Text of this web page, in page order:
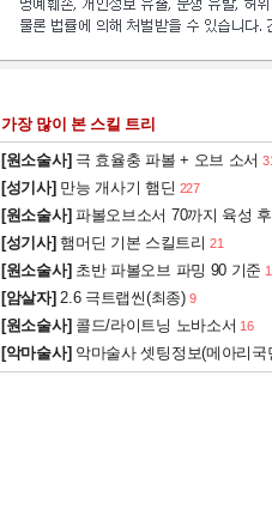
지옥불의 파동 0 : 레
파수꾼의 칼날
20
칼날 방패
: 레벨
번개 파수기 (라이
감전 그물 1 : 레벨당
번개 줄기 파수기 1 :
가장 많이 본 스킬 트리
[원소술사] 극 효율충 파볼 + 오브 소서
[성기사] 만능 개사기 햄딘 227
[원소술사] 파볼오브소서 70까지 육성
[성기사] 햄머딘 기본 스킬트리 21
[원소술사] 초반 파볼오브 파밍 90 기준
[암살자] 2.6 극트랩씬(최종) 9
[원소술사] 콜드/라이트닝 노바소서 16
[악마술사] 악마술사 셋팅정보(메아리국